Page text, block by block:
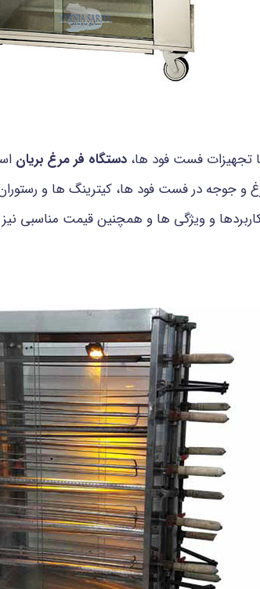
تجهیزات فست فود ها، دستگاه فر مرغ بریان
جوجه در فست فود ها، کیترینگ ها و رستوران
و ویژگی ها و همچنین قیمت مناسبی